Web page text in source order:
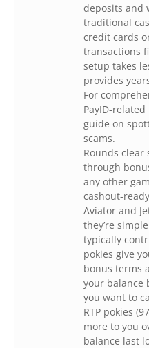
deposits and
traditional
credit cards
transactions
setup takes
provides
For
PayID-
guide on
scams.
Rounds clear
through
any other
cashout-
Aviator and
they’re
typically
pokies give
bonus terms
your balance
you want to
RTP pokies
more to you
balance last